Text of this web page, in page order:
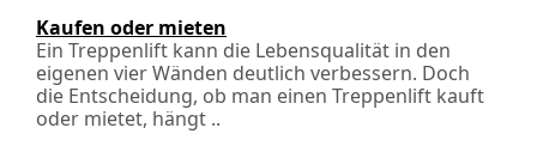
Kaufen oder mieten
Ein Treppenlift kann die Lebensqualität in den
eigenen vier Wänden deutlich verbessern. Doch
die Entscheidung, ob man einen Treppenlift kauft
oder mietet, hängt ..